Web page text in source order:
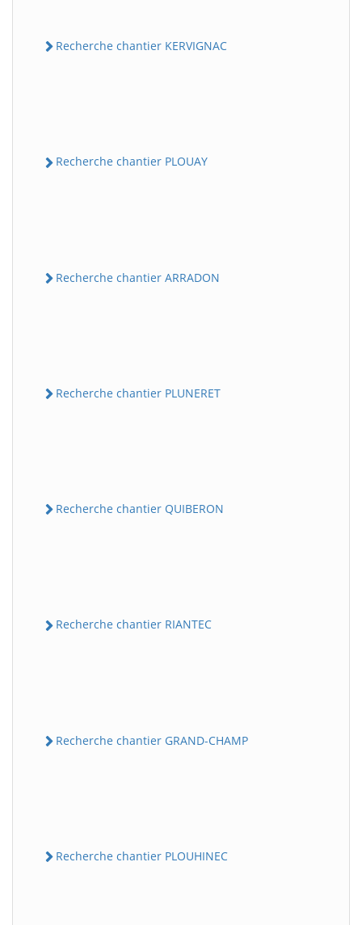
Recherche chantier KERVIGNAC
Recherche chantier PLOUAY
Recherche chantier ARRADON
Recherche chantier PLUNERET
Recherche chantier QUIBERON
Recherche chantier RIANTEC
Recherche chantier GRAND-CHAMP
Recherche chantier PLOUHINEC